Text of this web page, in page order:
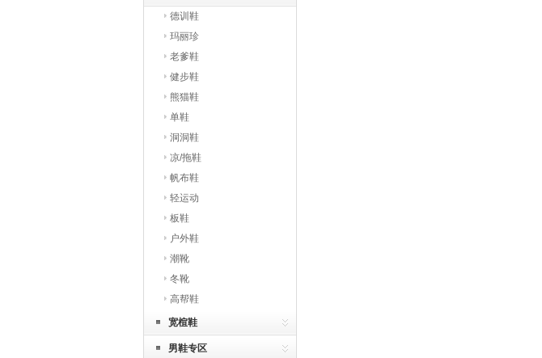
德训鞋
玛丽珍
老爹鞋
健步鞋
熊猫鞋
单鞋
洞洞鞋
凉/拖鞋
帆布鞋
轻运动
板鞋
户外鞋
潮靴
冬靴
高帮鞋
宽楦鞋
男鞋专区